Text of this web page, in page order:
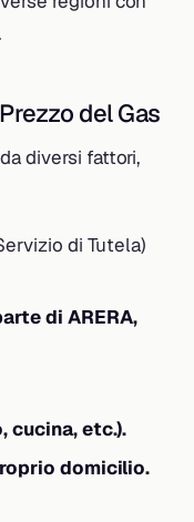
del Gas
diversi fattori,
di Tutela)
di ARERA,
cucina, etc.).
domicilio.